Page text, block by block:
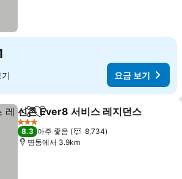
요금 보기
공유 즐겨찾기에 추가
신촌 Ever8 서비스 레지던스
3 성급
8.3 아주 좋음
8,734
명동에서 3.9km